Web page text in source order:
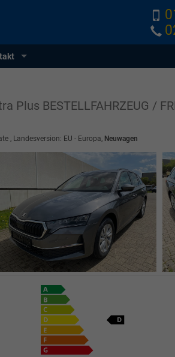
Plus BESTELLFAHRZEUG /
, Landesversion: EU - Europa, Neuwagen